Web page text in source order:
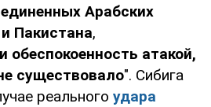
Арабских
Пакистана,
обеспокоенность атакой,
существовало". Сибига
реального удара